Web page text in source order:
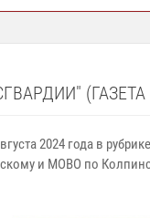
2024 года в
и МОВО по